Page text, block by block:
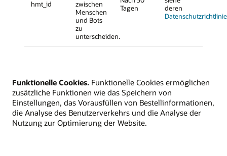
hmt_id
zwischen
Menschen
und Bots
zu
unterscheiden.
Tagen
deren
Datenschutzrichtlinie
Funktionelle Cookies. Funktionelle Cookies ermöglichen
zusätzliche Funktionen wie das Speichern von
Einstellungen, das Vorausfüllen von Bestellinformationen,
die Analyse des Benutzerverkehrs und die Analyse der
Nutzung zur Optimierung der Website.